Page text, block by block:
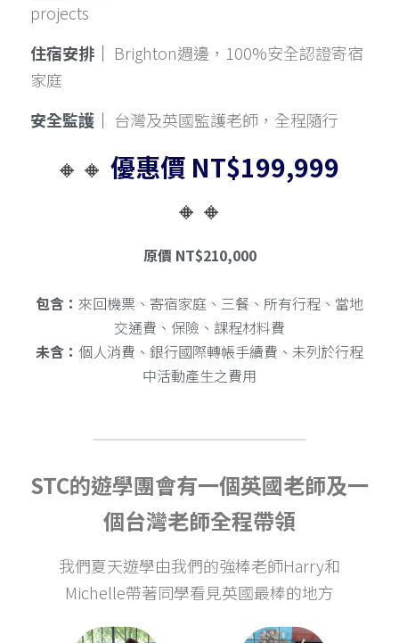
projects
住宿安排｜ Brighton週邊，100%安全認證寄宿
家庭
安全監護｜ 台灣及英國監護老師，全程隨行
🔸🔸
🔸🔸
原價 NT$210,000
包含： 來回機票、寄宿家庭、三餐、所有行程、當地
交通費、保險、課程材料費
未含： 個人消費、銀行國際轉帳手續費、未列於行程
中活動產生之費用
STC的遊學團會有一個英國老師及一
個台灣老師全程帶領
我們夏天遊學由我們的強棒老師Harry和
Michelle帶著同學看見英國最棒的地方